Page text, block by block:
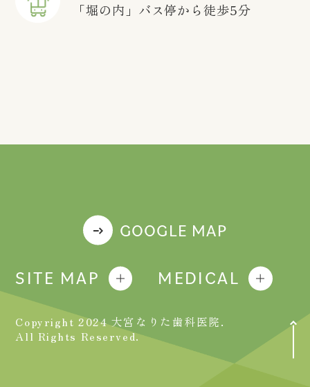
「堀の内」バス停から徒歩5分
GOOGLE MAP
SITE MAP MEDICAL
Copyright 2024 大宮なりた歯科医院.
All Rights Reserved.